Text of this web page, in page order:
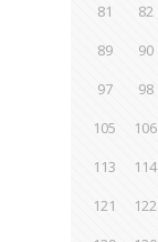
81
82
89
90
97
98
105
106
113
114
121
122